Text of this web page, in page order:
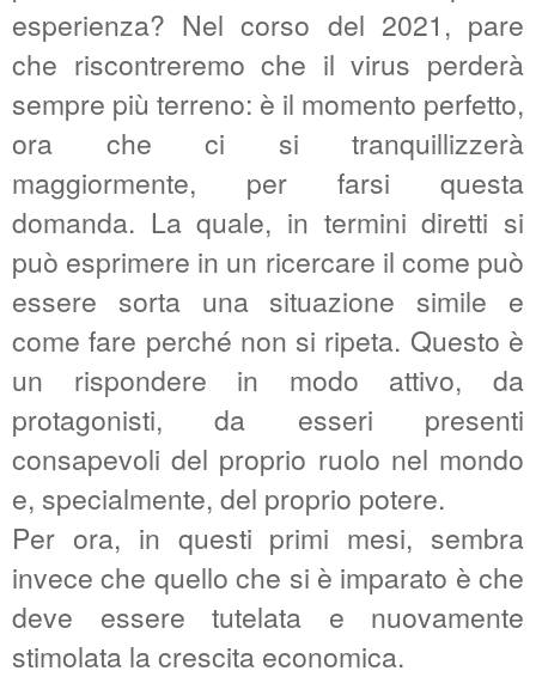
esperienza? Nel corso del 2021, pare
che riscontreremo che il virus perderà
sempre più terreno: è il momento perfetto,
ora che ci si tranquillizzerà
maggiormente, per farsi questa
domanda. La quale, in termini diretti si
può esprimere in un ricercare il come può
essere sorta una situazione simile e
come fare perché non si ripeta. Questo è
un rispondere in modo attivo, da
protagonisti, da esseri presenti
consapevoli del proprio ruolo nel mondo
e, specialmente, del proprio potere.
Per ora, in questi primi mesi, sembra
invece che quello che si è imparato è che
deve essere tutelata e nuovamente
stimolata la crescita economica.